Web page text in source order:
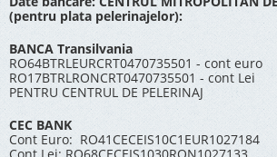
(pentru plata pelerinajelor):
BANCA Transilvania
RO64BTRLEURCRT0470735501 - cont euro
RO17BTRLRONCRT0470735501 - cont Lei
PENTRU CENTRUL DE PELERINAJ
CEC BANK
Cont Euro: RO41CECEIS10C1EUR1027184